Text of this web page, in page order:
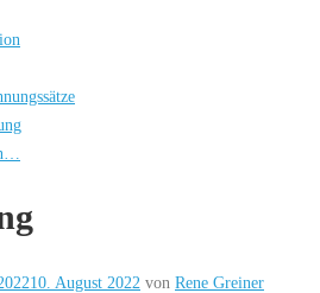
10. August 2022 von Rene Greiner